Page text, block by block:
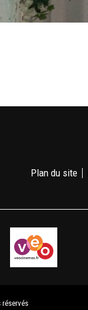
Plan du site
réservés